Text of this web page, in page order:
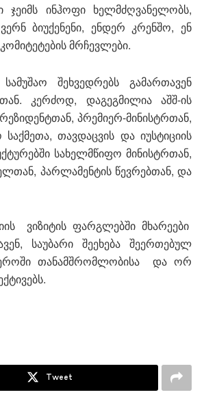
ჯეიმს ინჰოფი ხელმძღვანელობს,
ბიუქენენი, ენდერ კრენშო, ენ
მრჩევლები.
შეხვედრებს გამართავენ
კერძოდ, დაგეგმილია აშშ-ის
პრემიერ-მინისტრთან,
თავდაცვის და იუსტიციის
სახელმწიფო მინისტრთან,
პარლამენტის წევრებთან, და
ვიზიტის ფარგლებში მხარეები
საუბარი შეეხება შეერთებულ
თანამშრომლობისა და ორ
Tweet